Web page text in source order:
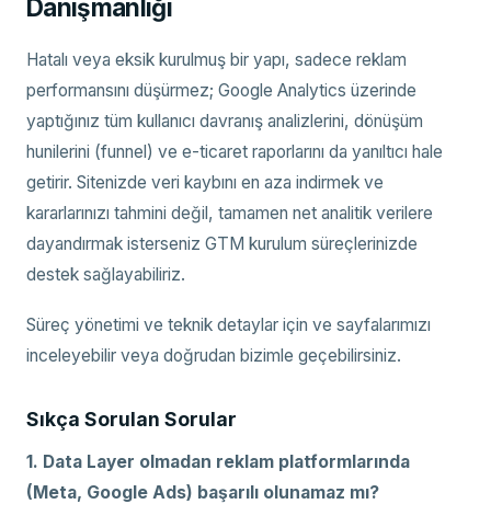
Danışmanlığı
Hatalı veya eksik kurulmuş bir yapı, sadece reklam
performansını düşürmez; Google Analytics üzerinde
yaptığınız tüm kullanıcı davranış analizlerini, dönüşüm
hunilerini (funnel) ve e-ticaret raporlarını da yanıltıcı hale
getirir. Sitenizde veri kaybını en aza indirmek ve
kararlarınızı tahmini değil, tamamen net analitik verilere
dayandırmak isterseniz GTM kurulum süreçlerinizde
destek sağlayabiliriz.
Süreç yönetimi ve teknik detaylar için ve sayfalarımızı
inceleyebilir veya doğrudan bizimle geçebilirsiniz.
Sıkça Sorulan Sorular
1. Data Layer olmadan reklam platformlarında
(Meta, Google Ads) başarılı olunamaz mı?